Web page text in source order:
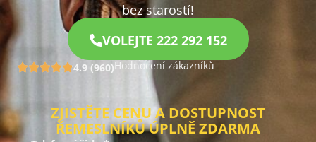
bez starostí!
VOLEJTE 222 292 152
4.9 (960)Hodnocení zákazníků
ZJISTĚTE CENU A DOSTUPNOST
ŘEMESLNÍKŮ ÚPLNĚ ZDARMA